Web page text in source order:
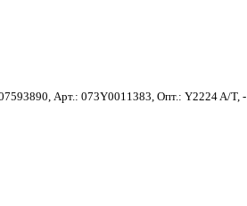
Арт.: 073Y0011383, Опт.: Y2224 A/T, -